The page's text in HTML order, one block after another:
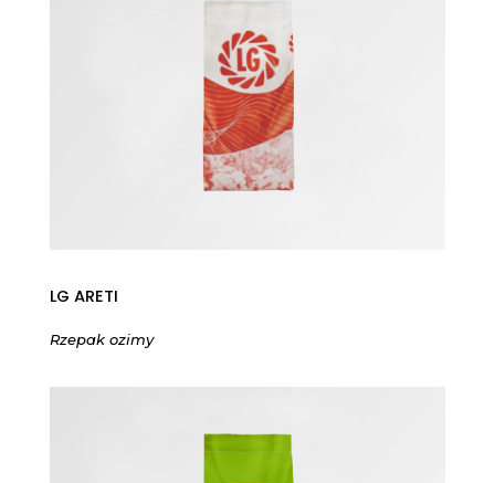
LG ARETI
Rzepak ozimy